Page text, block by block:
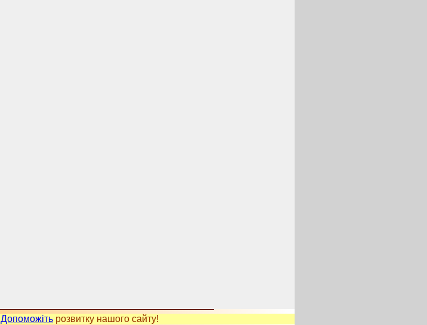
Допоможіть розвитку нашого сайту!